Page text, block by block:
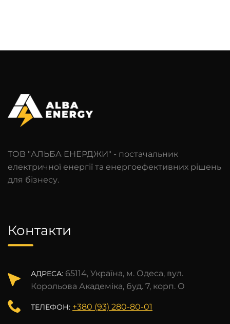
ТОВ "АЛЬБА ЕНЕРДЖИ" - постачальник
електричної енергії та енергоефективних рішень
для бізнесу.
Контакти
АДРЕСА: 65114, Україна, м. Одеса, вул.
Корольова Академіка, буд. 7, корп. О
ТЕЛЕФОН: +380 (93) 280-80-01